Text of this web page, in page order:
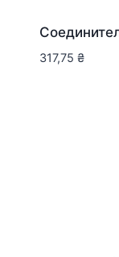
317,75 ₴